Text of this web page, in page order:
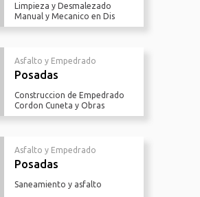
Limpieza y Desmalezado
Manual y Mecanico en Dis
Asfalto y Empedrado
Posadas
Construccion de Empedrado
Cordon Cuneta y Obras
Asfalto y Empedrado
Posadas
Saneamiento y asfalto